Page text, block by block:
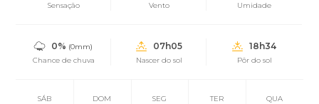
Sensação Vento Umidade
0% (0mm)
Chance de chuva
07h05
Nascer do sol
18h34
Pôr do sol
SÁB DOM SEG TER QUA